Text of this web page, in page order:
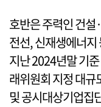
호반은 주력인 건설
전선, 신재생에너지
지난 2024년말 기
래위원회 지정 대
및 공시대상기업집